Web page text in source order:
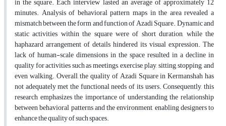
minutes. Analysis of behavioral pattern maps in the area revealed a
mismatch between the form and function of Azadi Square. Dynamic and
static activities within the square were of short duration, while the
haphazard arrangement of details hindered its visual expression. The
lack of human-scale dimensions in the space resulted in a decline in
quality for activities such as meetings, exercise, play, sitting, stopping, and
even walking. Overall, the quality of Azadi Square in Kermanshah has
not adequately met the functional needs of its users. Consequently, this
research emphasizes the importance of understanding the relationship
between behavioral patterns and the environment, enabling designers to
enhance the quality of such spaces.